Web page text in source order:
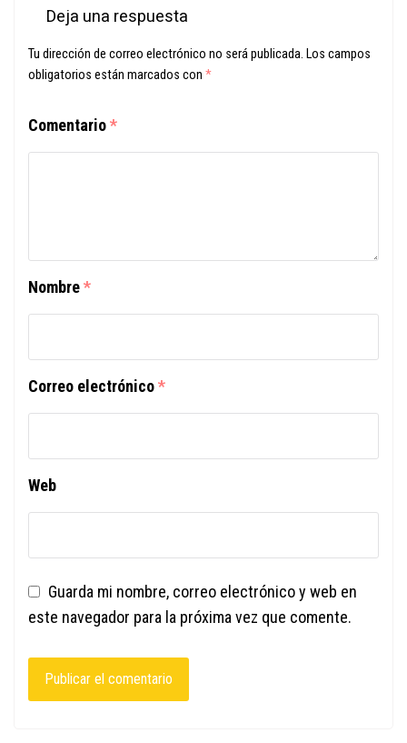
Deja una respuesta
Tu dirección de correo electrónico no será publicada. Los campos
obligatorios están marcados con *
Comentario*
Nombre*
Correo electrónico*
Web
Guarda mi nombre, correo electrónico y web en
este navegador para la próxima vez que comente.